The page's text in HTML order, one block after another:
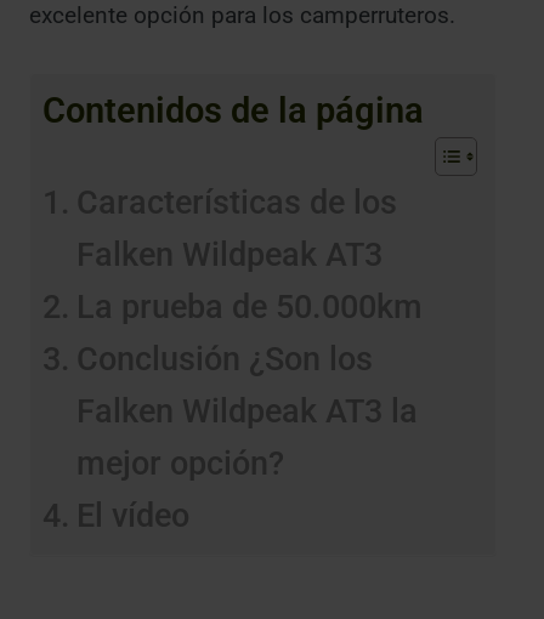
excelente opción para los camperruteros.
Contenidos de la página
Características de los
Falken Wildpeak AT3
La prueba de 50.000km
Conclusión ¿Son los
Falken Wildpeak AT3 la
mejor opción?
El vídeo